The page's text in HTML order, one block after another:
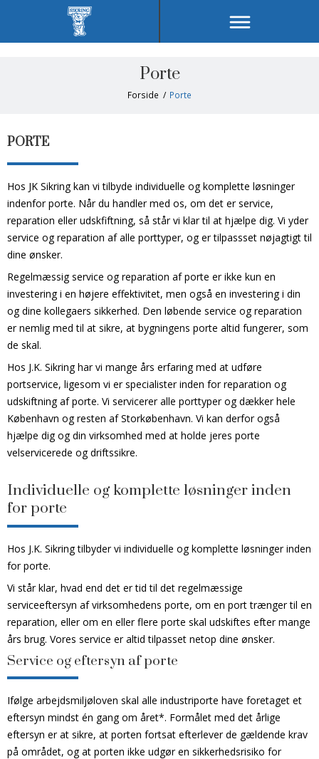
Porte
Forside / Porte
PORTE
Hos JK Sikring kan vi tilbyde individuelle og komplette løsninger
indenfor porte. Når du handler med os, om det er service,
reparation eller udskfiftning, så står vi klar til at hjælpe dig. Vi yder
service og reparation af alle porttyper, og er tilpassset nøjagtigt til
dine ønsker.
Regelmæssig service og reparation af porte er ikke kun en
investering i en højere effektivitet, men også en investering i din
og dine kollegaers sikkerhed. Den løbende service og reparation
er nemlig med til at sikre, at bygningens porte altid fungerer, som
de skal.
Hos J.K. Sikring har vi mange års erfaring med at udføre
portservice, ligesom vi er specialister inden for reparation og
udskiftning af porte. Vi servicerer alle porttyper og dækker hele
København og resten af Storkøbenhavn. Vi kan derfor også
hjælpe dig og din virksomhed med at holde jeres porte
velservicerede og driftssikre.
Individuelle og komplette løsninger inden
for porte
Hos J.K. Sikring tilbyder vi individuelle og komplette løsninger inden
for porte.
Vi står klar, hvad end det er tid til det regelmæssige
serviceeftersyn af virksomhedens porte, om en port trænger til en
reparation, eller om en eller flere porte skal udskiftes efter mange
års brug. Vores service er altid tilpasset netop dine ønsker.
Service og eftersyn af porte
Ifølge arbejdsmiljøloven skal alle industriporte have foretaget et
eftersyn mindst én gang om året*. Formålet med det årlige
eftersyn er at sikre, at porten fortsat efterlever de gældende krav
på området, og at porten ikke udgør en sikkerhedsrisiko for